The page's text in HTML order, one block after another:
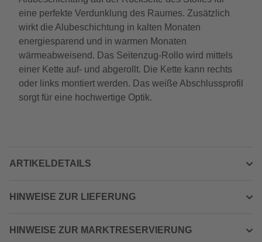
eine perfekte Verdunklung des Raumes. Zusätzlich
wirkt die Alubeschichtung in kalten Monaten
energiesparend und in warmen Monaten
wärmeabweisend. Das Seitenzug-Rollo wird mittels
einer Kette auf- und abgerollt. Die Kette kann rechts
oder links montiert werden. Das weiße Abschlussprofil
sorgt für eine hochwertige Optik.
ARTIKELDETAILS
HINWEISE ZUR LIEFERUNG
HINWEISE ZUR MARKTRESERVIERUNG